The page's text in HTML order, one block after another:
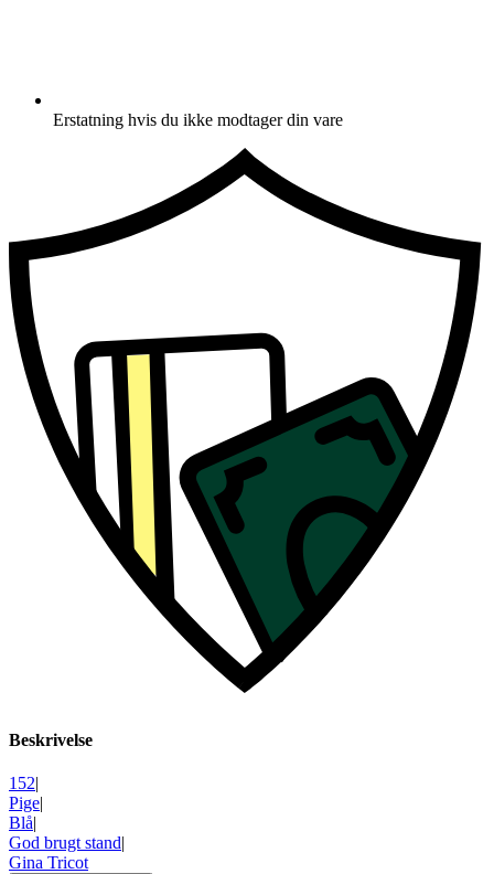
Erstatning hvis du ikke modtager din vare
Beskrivelse
152|
Pige|
Blå|
God brugt stand|
Gina Tricot